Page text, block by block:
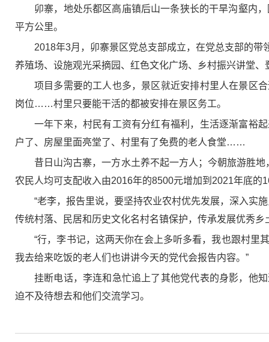
卯寨，地处乐都区高庙镇后山一条狭长的干旱沟壑内
平方公里。
2018年3月，卯寨景区党总支部成立，在党总支部的
养殖场、设施观光采摘园、红色文化广场、乡村振兴讲堂
项目多需要的工人也多，景区就近安排村里人在景区
岗位……村里只要能干活的都被安排在景区务工。
一年下来，村民有工资有分红有福利，生活逐渐富裕
户了、房屋里面亮堂了、村里有了免费的老人食堂……
昔日山沟古寨，一方水土养不起一方人；今朝旅游胜
农民人均可支配收入由2016年的8500元增加到2021年底
“老李，报告里说，要坚持农业农村优先发展，深入
传统村落、民居和历史文化名村名镇保护，传承发展优秀乡
“行，李书记，这两天你在会上多听多看，我也跟村里
我去给来吃饭的老人们也讲讲今天的党代会报告内容。”
挂断电话，李连和急忙追上了其他党代表的身影，他
迫不及待想去和他们交流学习。